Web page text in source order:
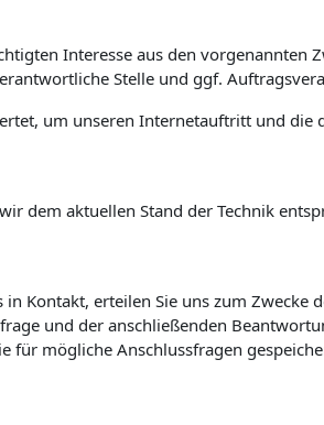
Interesse aus den
Stelle und ggf.
um unseren Internetauftritt und die
aktuellen Stand der Technik
Kontakt, erteilen Sie uns zum
und der anschließenden
mögliche Anschlussfragen